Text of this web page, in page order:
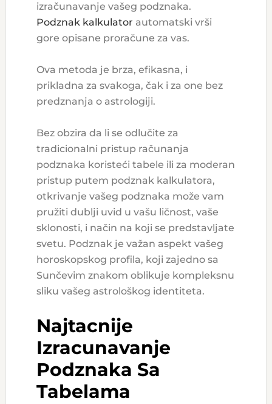
izračunavanje vašeg podznaka.
Podznak kalkulator automatski vrši
gore opisane proračune za vas.
Ova metoda je brza, efikasna, i
prikladna za svakoga, čak i za one bez
predznanja o astrologiji.
Bez obzira da li se odlučite za
tradicionalni pristup računanja
podznaka koristeći tabele ili za moderan
pristup putem podznak kalkulatora,
otkrivanje vašeg podznaka može vam
pružiti dublji uvid u vašu ličnost, vaše
sklonosti, i način na koji se predstavljate
svetu. Podznak je važan aspekt vašeg
horoskopskog profila, koji zajedno sa
Sunčevim znakom oblikuje kompleksnu
sliku vašeg astrološkog identiteta.
Najtacnije
Izracunavanje
Podznaka Sa
Tabelama